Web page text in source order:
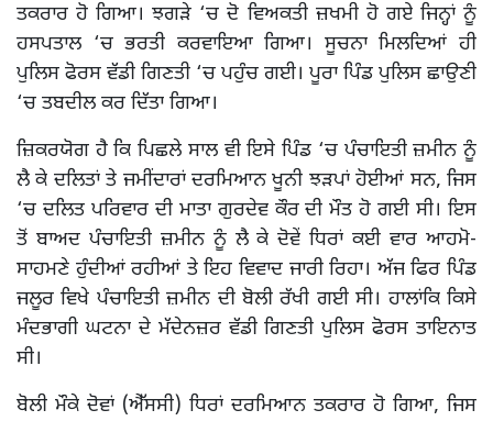
ਤਕਰਾਰ ਹੋ ਗਿਆ। ਝਗੜੇ ‘ਚ ਦੋ ਵਿਅਕਤੀ ਜ਼ਖਮੀ ਹੋ ਗਏ ਜਿਨ੍ਹਾਂ ਨੂੰ
ਹਸਪਤਾਲ ‘ਚ ਭਰਤੀ ਕਰਵਾਇਆ ਗਿਆ। ਸੂਚਨਾ ਮਿਲਦਿਆਂ ਹੀ
ਪੁਲਿਸ ਫੋਰਸ ਵੱਡੀ ਗਿਣਤੀ ‘ਚ ਪਹੁੰਚ ਗਈ। ਪੂਰਾ ਪਿੰਡ ਪੁਲਿਸ ਛਾਉਣੀ
‘ਚ ਤਬਦੀਲ ਕਰ ਦਿੱਤਾ ਗਿਆ।
ਜ਼ਿਕਰਯੋਗ ਹੈ ਕਿ ਪਿਛਲੇ ਸਾਲ ਵੀ ਇਸੇ ਪਿੰਡ ‘ਚ ਪੰਚਾਇਤੀ ਜ਼ਮੀਨ ਨੂੰ
ਲੈ ਕੇ ਦਲਿਤਾਂ ਤੇ ਜਮੀਂਦਾਰਾਂ ਦਰਮਿਆਨ ਖੂਨੀ ਝੜਪਾਂ ਹੋਈਆਂ ਸਨ, ਜਿਸ
‘ਚ ਦਲਿਤ ਪਰਿਵਾਰ ਦੀ ਮਾਤਾ ਗੁਰਦੇਵ ਕੌਰ ਦੀ ਮੌਤ ਹੋ ਗਈ ਸੀ। ਇਸ
ਤੋਂ ਬਾਅਦ ਪੰਚਾਇਤੀ ਜ਼ਮੀਨ ਨੂੰ ਲੈ ਕੇ ਦੋਵੇਂ ਧਿਰਾਂ ਕਈ ਵਾਰ ਆਹਮੋ-
ਸਾਹਮਣੇ ਹੁੰਦੀਆਂ ਰਹੀਆਂ ਤੇ ਇਹ ਵਿਵਾਦ ਜਾਰੀ ਰਿਹਾ। ਅੱਜ ਫਿਰ ਪਿੰਡ
ਜਲੂਰ ਵਿਖੇ ਪੰਚਾਇਤੀ ਜ਼ਮੀਨ ਦੀ ਬੋਲੀ ਰੱਖੀ ਗਈ ਸੀ। ਹਾਲਾਂਕਿ ਕਿਸੇ
ਮੰਦਭਾਗੀ ਘਟਨਾ ਦੇ ਮੱਦੇਨਜ਼ਰ ਵੱਡੀ ਗਿਣਤੀ ਪੁਲਿਸ ਫੋਰਸ ਤਾਇਨਾਤ
ਸੀ।
ਬੋਲੀ ਮੌਕੇ ਦੋਵਾਂ (ਐੱਸਸੀ) ਧਿਰਾਂ ਦਰਮਿਆਨ ਤਕਰਾਰ ਹੋ ਗਿਆ, ਜਿਸ